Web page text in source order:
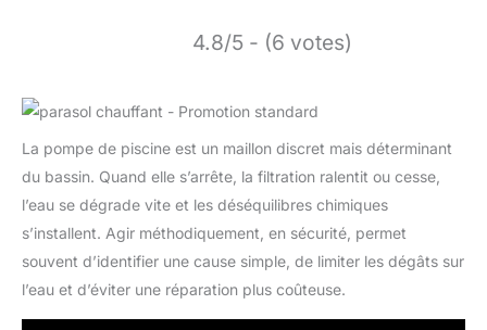
4.8/5 - (6 votes)
La pompe de piscine est un maillon discret mais déterminant
du bassin. Quand elle s’arrête, la filtration ralentit ou cesse,
l’eau se dégrade vite et les déséquilibres chimiques
s’installent. Agir méthodiquement, en sécurité, permet
souvent d’identifier une cause simple, de limiter les dégâts sur
l’eau et d’éviter une réparation plus coûteuse.